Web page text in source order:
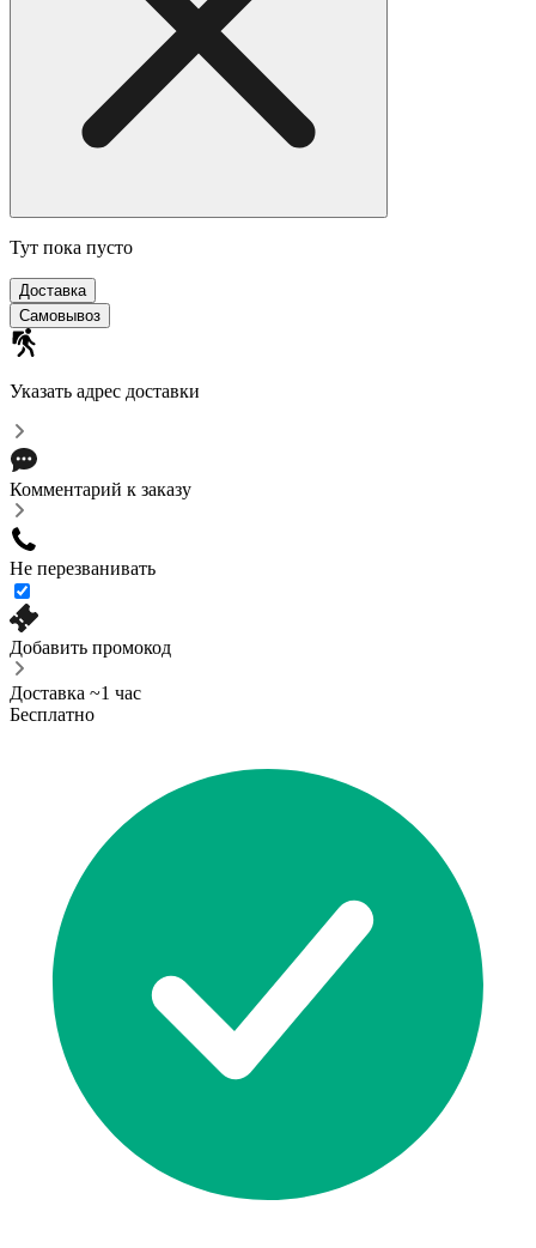
Тут пока пусто
Доставка
Cамовывоз
Указать адрес доставки
Комментарий к заказу
Не перезванивать
Добавить промокод
Доставка ~1 час
Бесплатно